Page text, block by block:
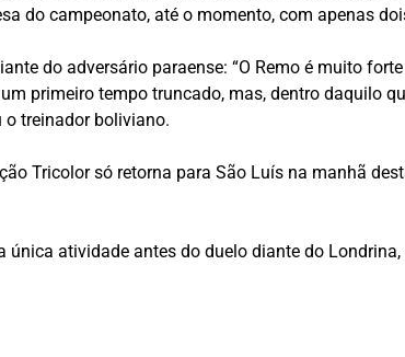
do campeonato, até o momento, com apenas
do adversário paraense: “O Remo é muito
primeiro tempo truncado, mas, dentro daquilo
o treinador boliviano.
Tricolor só retorna para São Luís na manhã
única atividade antes do duelo diante do